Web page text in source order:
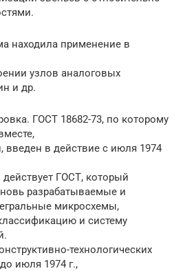
находила применение в
узлов аналоговых
и др.
ГОСТ 18682-73, по которому
введен в действие с июля 1974
ГОСТ, который
разрабатываемые и
микросхемы,
и систему
технологических
июля 1974 г.,